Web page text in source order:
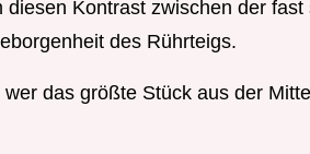
diesen Kontrast zwischen der
des Rührteigs.
das größte Stück aus der